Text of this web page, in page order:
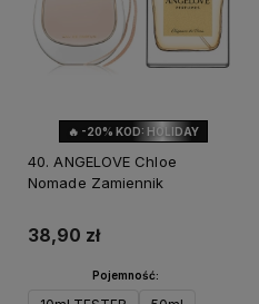
🔥 -20% KOD: HOLIDAY
40. ANGELOVE Chloe
Nomade Zamiennik
38,90 zł
Pojemność: